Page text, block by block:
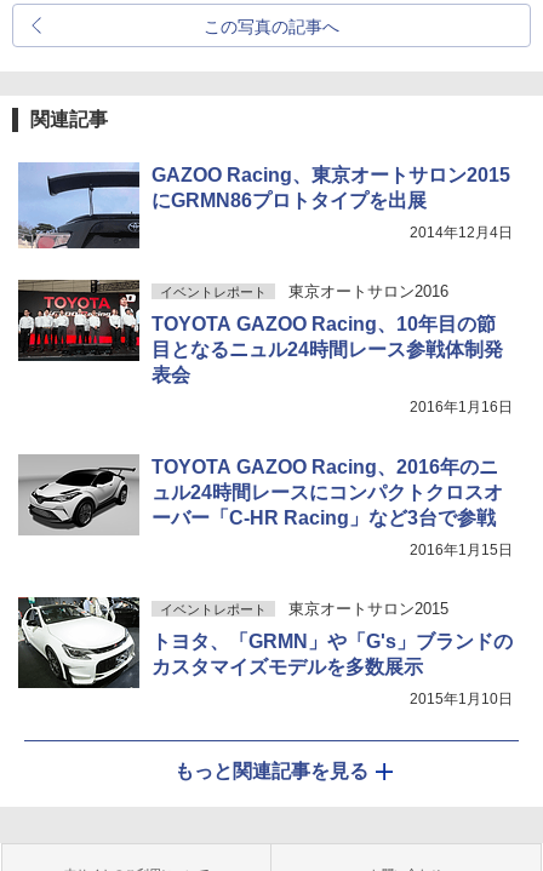
この写真の記事へ
関連記事
GAZOO Racing、東京オートサロン2015
にGRMN86プロトタイプを出展
2014年12月4日
イベントレポート 東京オートサロン2016
TOYOTA GAZOO Racing、10年目の節
目となるニュル24時間レース参戦体制発
表会
2016年1月16日
TOYOTA GAZOO Racing、2016年のニ
ュル24時間レースにコンパクトクロスオ
ーバー「C-HR Racing」など3台で参戦
2016年1月15日
イベントレポート 東京オートサロン2015
トヨタ、「GRMN」や「G's」ブランドの
カスタマイズモデルを多数展示
2015年1月10日
もっと関連記事を見る